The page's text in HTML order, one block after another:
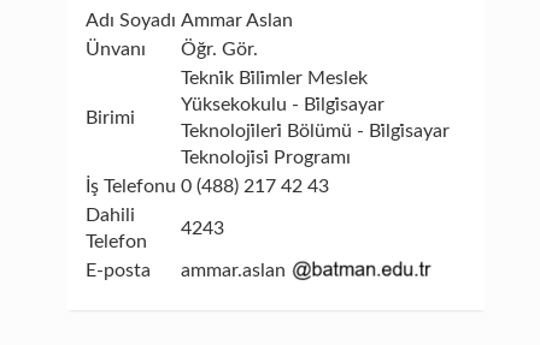
Adı Soyadı Ammar Aslan
Ünvanı
Öğr. Gör.
Birimi
Tekni̇k Bi̇li̇mler Meslek
Yüksekokulu - Bi̇lgi̇sayar
Teknoloji̇leri̇ Bölümü - Bi̇lgi̇sayar
Teknoloji̇si̇ Programı
İş Telefonu 0 (488) 217 42 43
Dahili
Telefon
4243
E-posta ammar.aslan